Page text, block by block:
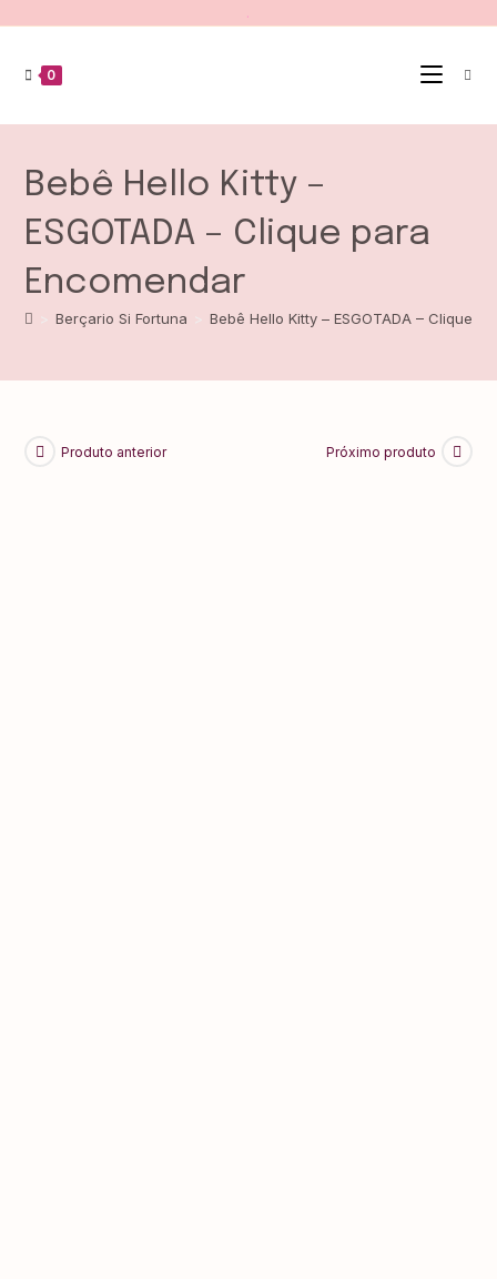
.
0
Bebê Hello Kitty –
ESGOTADA – Clique para
Encomendar
Berçario Si Fortuna Bebê Hello Kitty – ESGOTADA – Clique
Produto anterior Próximo produto